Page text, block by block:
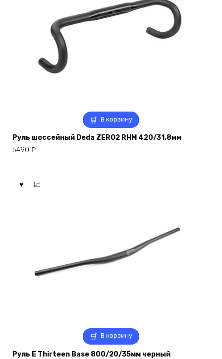
В корзину
Руль шоссейный Deda ZERO2 RHM 420/31.8мм
5490 ₽
В корзину
Руль E Thirteen Base 800/20/35мм черный